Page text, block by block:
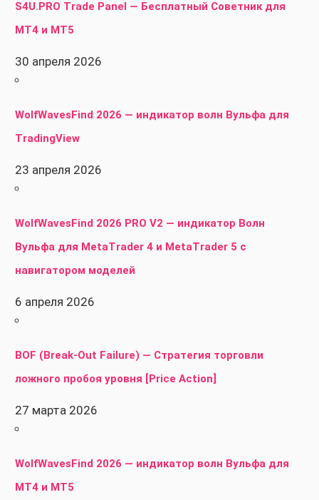
S4U.PRO Trade Panel — Бесплатный Советник для
MT4 и MT5
30 апреля 2026
WolfWavesFind 2026 — индикатор волн Вульфа для
TradingView
23 апреля 2026
WolfWavesFind 2026 PRO V2 — индикатор Волн
Вульфа для MetaTrader 4 и MetaTrader 5 с
навигатором моделей
6 апреля 2026
BOF (Break-Out Failure) — Стратегия торговли
ложного пробоя уровня [Price Action]
27 марта 2026
WolfWavesFind 2026 — индикатор волн Вульфа для
MT4 и MT5